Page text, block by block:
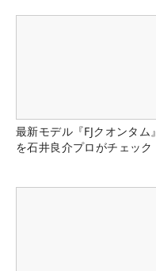
最新モデル『FJクオンタム』
を石井良介プロがチェック